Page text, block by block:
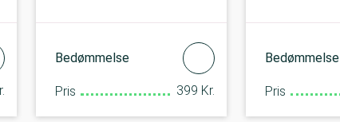
Bedømmelse
Pris 399 Kr.
Bedømmelse
Pris